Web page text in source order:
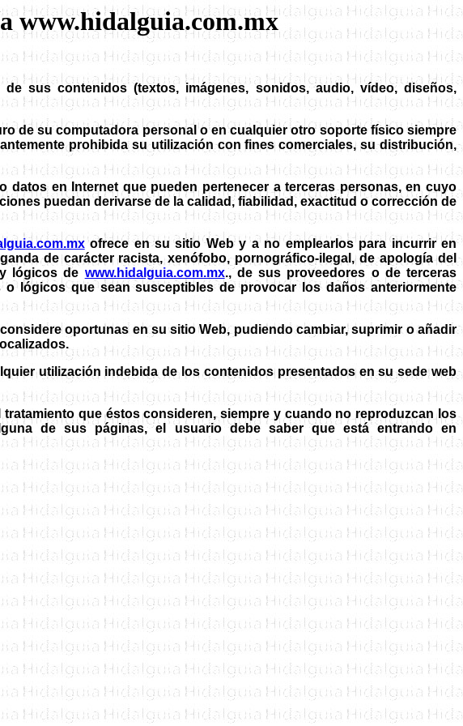
www.hidalguia.com.mx
sus contenidos (textos, imágenes, sonidos, audio, vídeo, diseños,
de su computadora personal o en cualquier otro soporte físico siempre
prohibida su utilización con fines comerciales, su distribución,
en Internet que pueden pertenecer a terceras personas, en cuyo
puedan derivarse de la calidad, fiabilidad, exactitud o corrección de
ofrece en su sitio Web y a no emplearlos para incurrir en
de carácter racista, xenófobo, pornográfico-ilegal, de apología del
lógicos de www.hidalguia.com.mx., de sus proveedores o de terceras
lógicos que sean susceptibles de provocar los daños anteriormente
oportunas en su sitio Web, pudiendo cambiar, suprimir o añadir
utilización indebida de los contenidos presentados en su sede web
que éstos consideren, siempre y cuando no reproduzcan los
de sus páginas, el usuario debe saber que está entrando en